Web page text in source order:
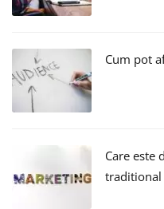
Cum pot
Care este
traditional